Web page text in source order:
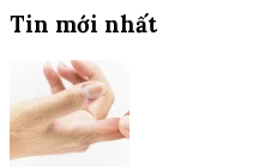
Tin mới nhất